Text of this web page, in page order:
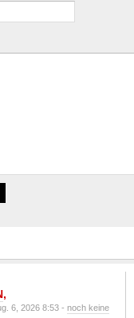
,
6, 2026 8:53 - noch keine